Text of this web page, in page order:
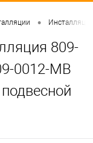
•
809-
0012-MB